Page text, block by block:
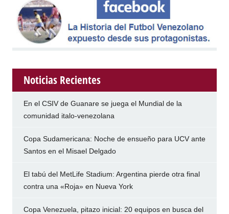
Noticias Recientes
En el CSIV de Guanare se juega el Mundial de la
comunidad italo-venezolana
Copa Sudamericana: Noche de ensueño para UCV ante
Santos en el Misael Delgado
El tabú del MetLife Stadium: Argentina pierde otra final
contra una «Roja» en Nueva York
Copa Venezuela, pitazo inicial: 20 equipos en busca del